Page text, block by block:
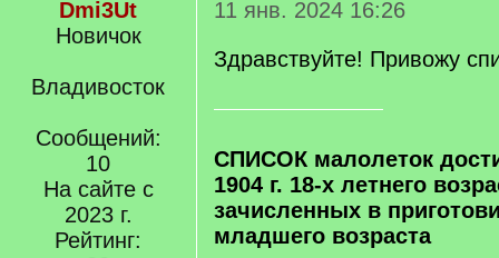
Dmi3Ut
Новичок
Владивосток
Сообщений:
10
На сайте с
2023 г.
Рейтинг:
11 янв. 2024 16:26
Здравствуйте! Привожу
СПИСОК малолеток
1904 г. 18-х летнего
зачисленных в
младшего возраста